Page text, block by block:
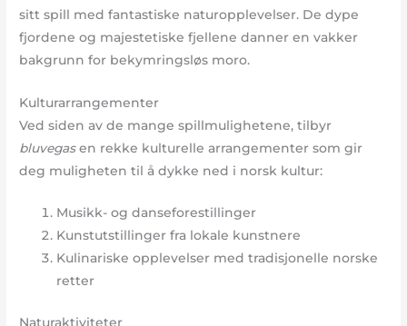
sitt spill med fantastiske naturopplevelser. De dype
fjordene og majestetiske fjellene danner en vakker
bakgrunn for bekymringsløs moro.
Kulturarrangementer
Ved siden av de mange spillmulighetene, tilbyr
bluvegasen rekke kulturelle arrangementer som gir
deg muligheten til å dykke ned i norsk kultur:
Musikk- og danseforestillinger
Kunstutstillinger fra lokale kunstnere
Kulinariske opplevelser med tradisjonelle norske
retter
Naturaktiviteter